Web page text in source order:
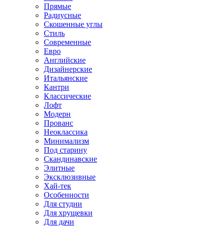
Прямые
Радиусные
Скошенные углы
Стиль
Современные
Евро
Английские
Дизайнерские
Итальянские
Кантри
Классические
Лофт
Модерн
Прованс
Неоклассика
Минимализм
Под старину
Скандинавские
Элитные
Эксклюзивные
Хай-тек
Особенности
Для студии
Для хрущевки
Для дачи